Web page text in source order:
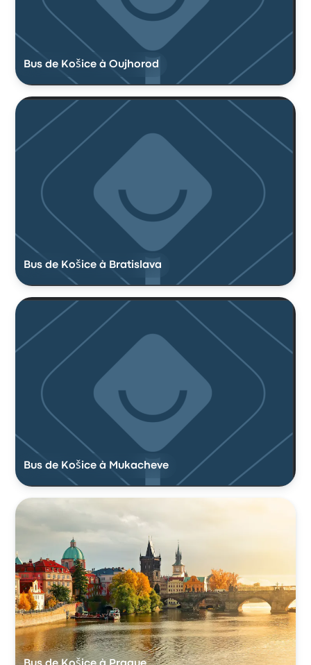
Bus de Košice à Oujhorod
Bus de Košice à Bratislava
Bus de Košice à Mukacheve